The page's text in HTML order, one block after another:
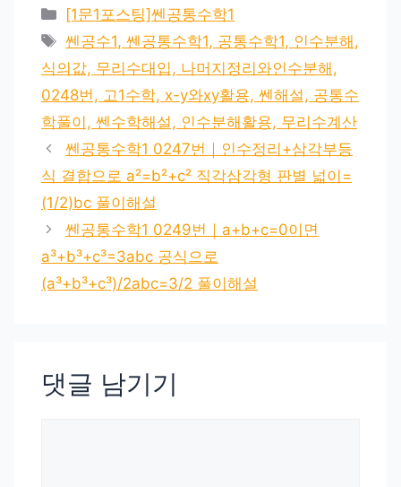
카
테
리
[1문1포스팅]쎈공통수학1
태
그
쎈공수1, 쎈공통수학1, 공통수학1, 인수분해,
식의값, 무리수대입, 나머지정리와인수분해,
0248번, 고1수학, x-y와xy활용, 쎈해설, 공통수
학풀이, 쎈수학해설, 인수분해활용, 무리수계산
쎈공통수학1 0247번｜인수정리+삼각부등
식 결합으로 a²=b²+c² 직각삼각형 판별 넓이=
(1/2)bc 풀이해설
쎈공통수학1 0249번｜a+b+c=0이면
a³+b³+c³=3abc 공식으로
(a³+b³+c³)/2abc=3/2 풀이해설
댓글 남기기